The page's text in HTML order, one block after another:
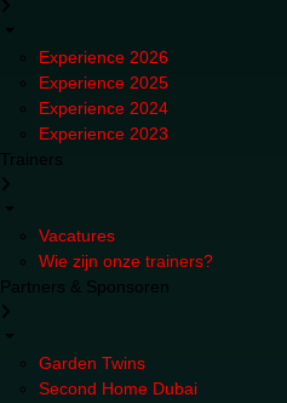
Experience 2026
Experience 2025
Experience 2024
Experience 2023
Trainers
Vacatures
Wie zijn onze trainers?
Partners & Sponsoren
Garden Twins
Second Home Dubai